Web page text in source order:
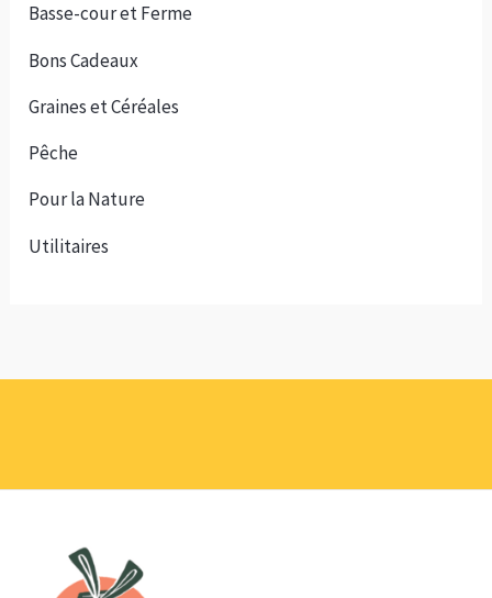
Basse-cour et Ferme
Bons Cadeaux
Graines et Céréales
Pêche
Pour la Nature
Utilitaires